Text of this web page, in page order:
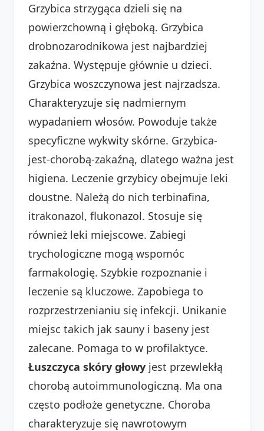
Grzybica strzygąca dzieli się na
powierzchowną i głęboką. Grzybica
drobnozarodnikowa jest najbardziej
zakaźna. Występuje głównie u dzieci.
Grzybica woszczynowa jest najrzadsza.
Charakteryzuje się nadmiernym
wypadaniem włosów. Powoduje także
specyficzne wykwity skórne. Grzybica-
jest-chorobą-zakaźną, dlatego ważna jest
higiena. Leczenie grzybicy obejmuje leki
doustne. Należą do nich terbinafina,
itrakonazol, flukonazol. Stosuje się
również leki miejscowe. Zabiegi
trychologiczne mogą wspomóc
farmakologię. Szybkie rozpoznanie i
leczenie są kluczowe. Zapobiega to
rozprzestrzenianiu się infekcji. Unikanie
miejsc takich jak sauny i baseny jest
zalecane. Pomaga to w profilaktyce.
Łuszczyca skóry głowy jest przewlekłą
chorobą autoimmunologiczną. Ma ona
często podłoże genetyczne. Choroba
charakteryzuje się nawrotowym